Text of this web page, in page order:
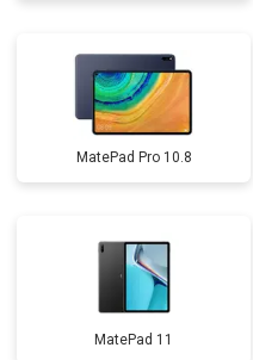
MatePad Pro 10.8
MatePad 11